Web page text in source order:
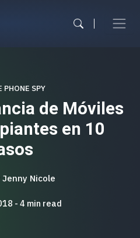
PHONE SPY
de Móviles
en 10
Jenny Nicole
4 min read